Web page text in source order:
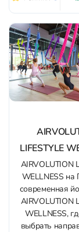
ночей. Студия
новичкам, и
проходят в
группах,
внимательно
помогает с
и...
LIFESTYLE
AIRVOLUTION
WELLNESS на
современная
AIRVOLUTION
WELLNESS,
выбрать